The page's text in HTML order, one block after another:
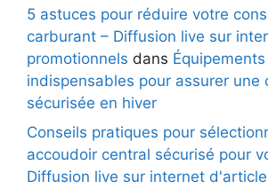
5 astuces pour réduire votre
carburant – Diffusion live sur
promotionnels dans Équipements
indispensables pour assurer une
sécurisée en hiver
Conseils pratiques pour
accoudoir central sécurisé pour
Diffusion live sur internet